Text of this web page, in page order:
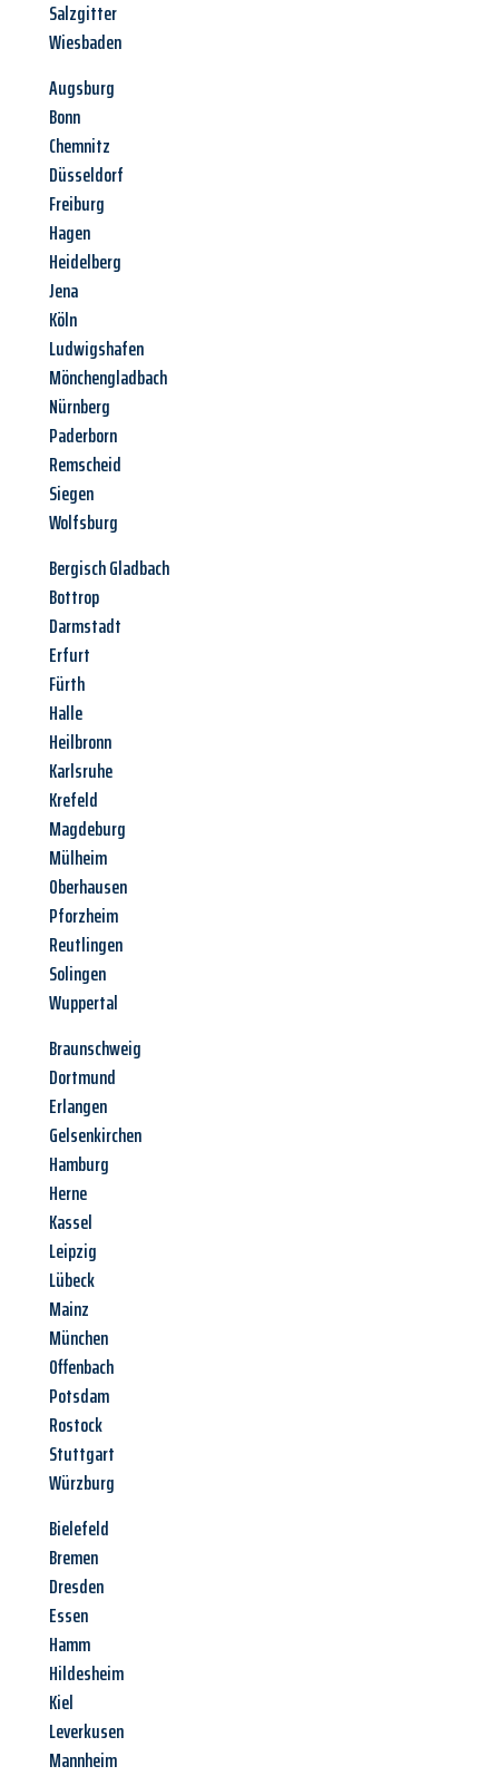
Salzgitter
Wiesbaden
Augsburg
Bonn
Chemnitz
Düsseldorf
Freiburg
Hagen
Heidelberg
Jena
Köln
Ludwigshafen
Mönchengladbach
Nürnberg
Paderborn
Remscheid
Siegen
Wolfsburg
Bergisch Gladbach
Bottrop
Darmstadt
Erfurt
Fürth
Halle
Heilbronn
Karlsruhe
Krefeld
Magdeburg
Mülheim
Oberhausen
Pforzheim
Reutlingen
Solingen
Wuppertal
Braunschweig
Dortmund
Erlangen
Gelsenkirchen
Hamburg
Herne
Kassel
Leipzig
Lübeck
Mainz
München
Offenbach
Potsdam
Rostock
Stuttgart
Würzburg
Bielefeld
Bremen
Dresden
Essen
Hamm
Hildesheim
Kiel
Leverkusen
Mannheim